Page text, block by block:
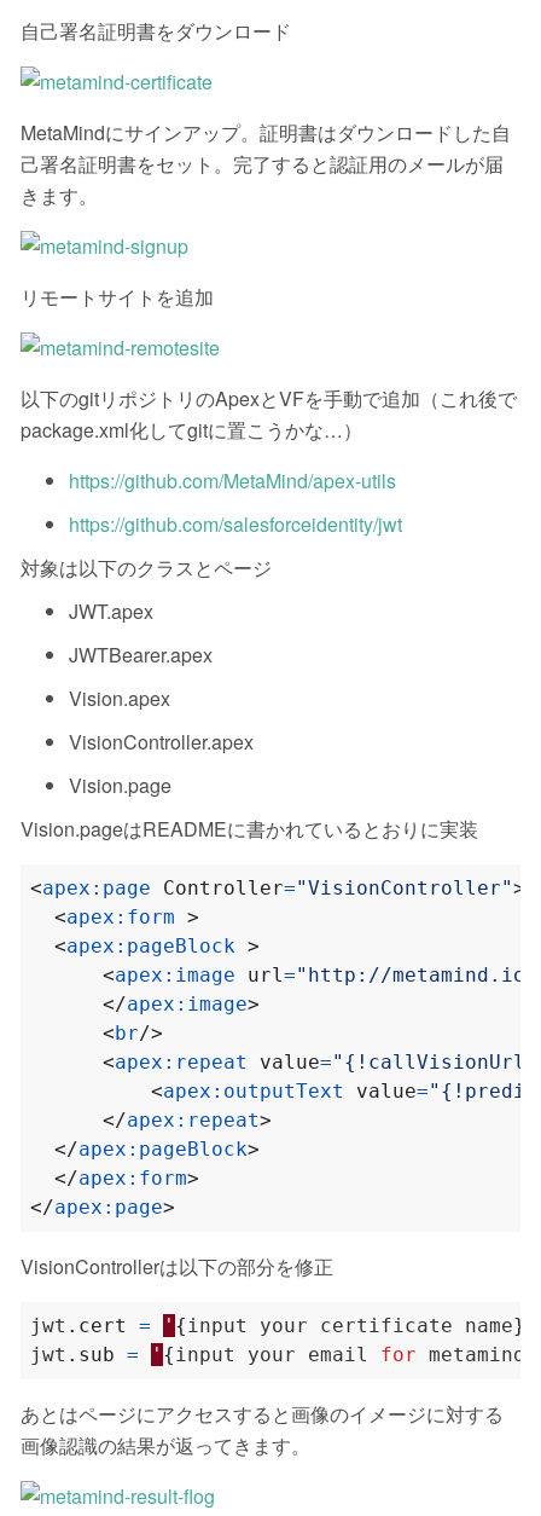
自己署名証明書をダウンロード
MetaMindにサインアップ。証明書はダウンロードした自
己署名証明書をセット。完了すると認証用のメールが届
きます。
リモートサイトを追加
以下のgitリポジトリのApexとVFを手動で追加（これ後で
package.xml化してgitに置こうかな…）
https://github.com/MetaMind/apex-utils
https://github.com/salesforceidentity/jwt
対象は以下のクラスとページ
JWT.apex
JWTBearer.apex
Vision.apex
VisionController.apex
Vision.page
Vision.pageはREADMEに書かれているとおりに実装
<apex:page Controller="VisionController">
<apex:form >
<apex:pageBlock >
<apex:image url ="http://metamind.io/
</apex:image>
<br/>
<apex:repeat value=
<apex:outputText value=
</apex:repeat>
</apex:pageBlock>
</apex:form>
</apex:page>
VisionControllerは以下の部分を修正
jwt . cert = ' { input your certificate name}
jwt . sub = ' { input your email for metamind
あとはページにアクセスすると画像のイメージに対する
画像認識の結果が返ってきます。